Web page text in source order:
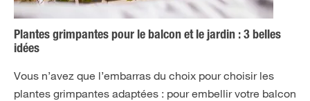
Plantes grimpantes pour le balcon et le jardin : 3 belles
idées
Vous n’avez que l’embarras du choix pour choisir les
plantes grimpantes adaptées : pour embellir votre balcon